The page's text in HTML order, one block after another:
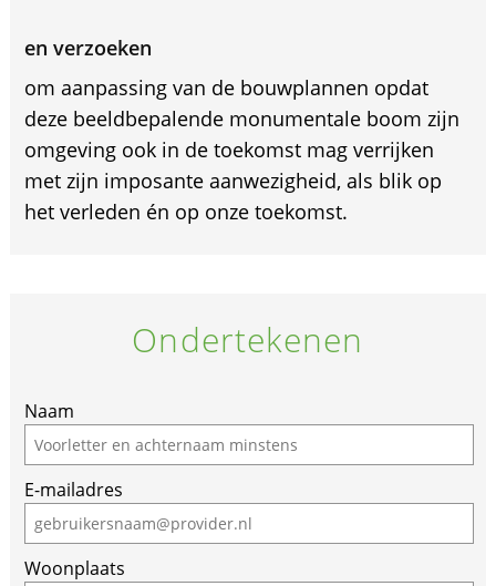
en verzoeken
om aanpassing van de bouwplannen opdat
deze beeldbepalende monumentale boom zijn
omgeving ook in de toekomst mag verrijken
met zijn imposante aanwezigheid, als blik op
het verleden én op onze toekomst.
Ondertekenen
Naam
E-mailadres
Woonplaats